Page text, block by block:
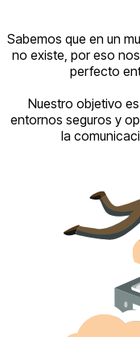
Sabemos que en un
no existe, por eso
perfecto
Nuestro objetivo
entornos seguros y
la